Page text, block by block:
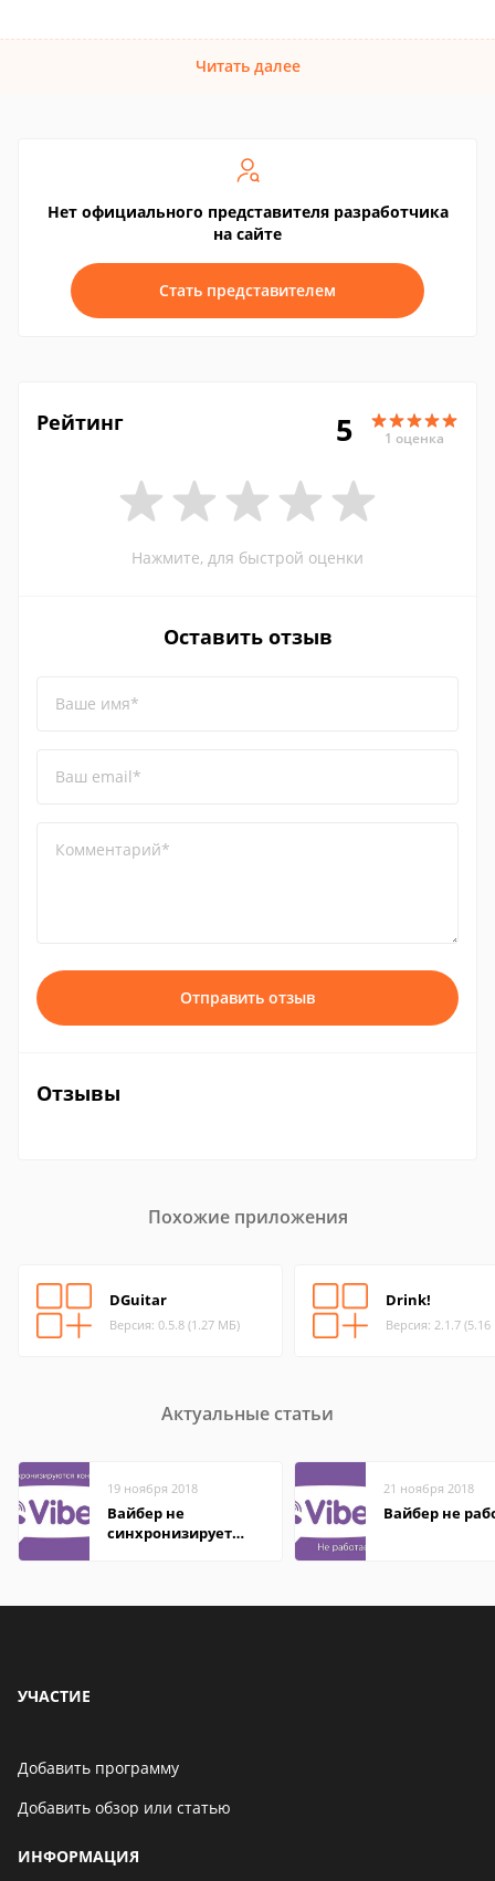
Читать далее
Нет официального представителя разработчика
на сайте
Стать представителем
Рейтинг 5 1 оценка
Нажмите, для быстрой оценки
Оставить отзыв
Ваше имя*
Ваш email*
Комментарий*
Отправить отзыв
Отзывы
Похожие приложения
DGuitar
Версия: 0.5.8 (1.27 МБ)
Drink!
Версия: 2.1.7
Актуальные статьи
19 ноября 2018
Вайбер не
синхронизирует
21 ноября 2018
Вайбер не
УЧАСТИЕ
Добавить программу
Добавить обзор или статью
ИНФОРМАЦИЯ